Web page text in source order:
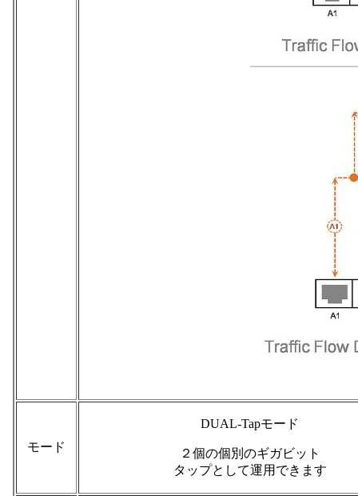
モード
DUAL-Tapモード
２個の個別のギガビット
タップとして運用できます